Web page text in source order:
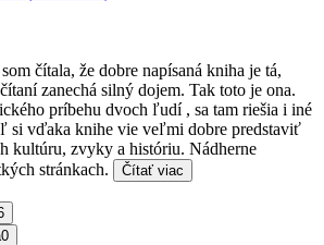
čítala, že dobre napísaná kniha je tá,
zanechá silný dojem. Tak toto je ona.
príbehu dvoch ľudí , sa tam riešia i iné
si vďaka knihe vie veľmi dobre predstaviť
kultúru, zvyky a históriu. Nádherne
stránkach.
Čítať viac
0